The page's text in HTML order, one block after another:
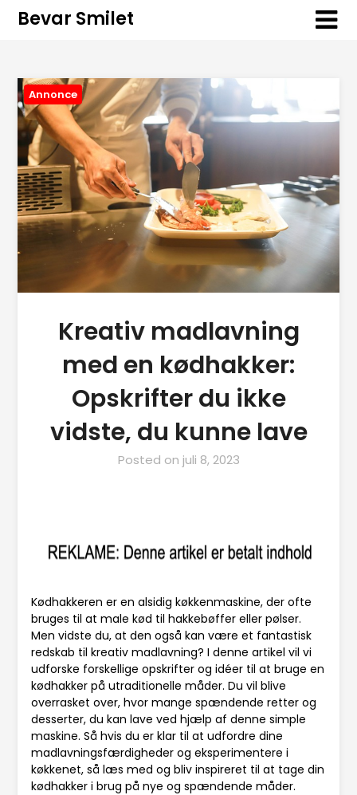
Bevar Smilet
Annonce
Kreativ madlavning
med en kødhakker:
Opskrifter du ikke
vidste, du kunne lave
Posted on juli 8, 2023
Kødhakkeren er en alsidig køkkenmaskine, der ofte
bruges til at male kød til hakkebøffer eller pølser.
Men vidste du, at den også kan være et fantastisk
redskab til kreativ madlavning? I denne artikel vil vi
udforske forskellige opskrifter og idéer til at bruge en
kødhakker på utraditionelle måder. Du vil blive
overrasket over, hvor mange spændende retter og
desserter, du kan lave ved hjælp af denne simple
maskine. Så hvis du er klar til at udfordre dine
madlavningsfærdigheder og eksperimentere i
køkkenet, så læs med og bliv inspireret til at tage din
kødhakker i brug på nye og spændende måder.